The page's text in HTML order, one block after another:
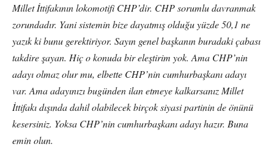
Millet İttifakının lokomotifi CHP’dir. CHP sorumlu davranmak
zorundadır. Yani sistemin bize dayatmış olduğu yüzde 50,1 ne
yazık ki bunu gerektiriyor. Sayın genel başkanın buradaki çabası
takdire şayan. Hiç o konuda bir eleştirim yok. Ama CHP’nin
adayı olmaz olur mu, elbette CHP’nin cumhurbaşkanı adayı
var. Ama adayınızı bugünden ilan etmeye kalkarsanız Millet
İttifakı dışında dahil olabilecek birçok siyasi partinin de önünü
kesersiniz. Yoksa CHP’nin cumhurbaşkanı adayı hazır. Buna
emin olun.